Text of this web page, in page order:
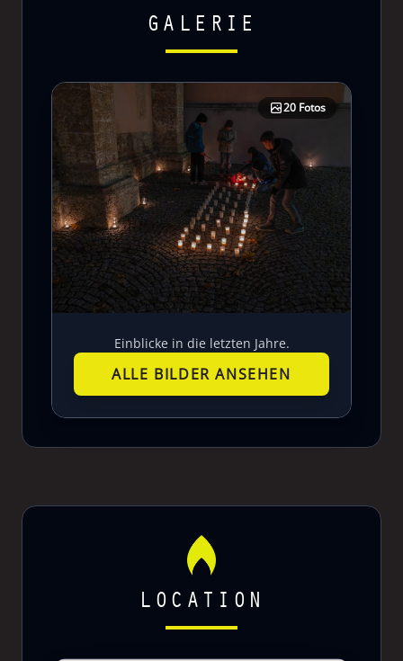
GALERIE
20 Fotos
Einblicke in die letzten Jahre.
ALLE BILDER ANSEHEN
LOCATION